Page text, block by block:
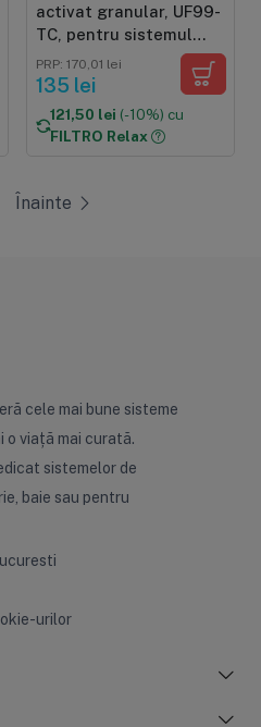
activat granular, UF99-
TC, pentru sistemul
FILTRO UF99, eliminare
clor si reglare gust si
PRP: 170,01 lei
135 lei
121,50 lei (-10%) cu
FILTRO Relax
Înainte
cele mai bune sisteme
viață mai curată.
sistemelor de
baie sau pentru
urilor